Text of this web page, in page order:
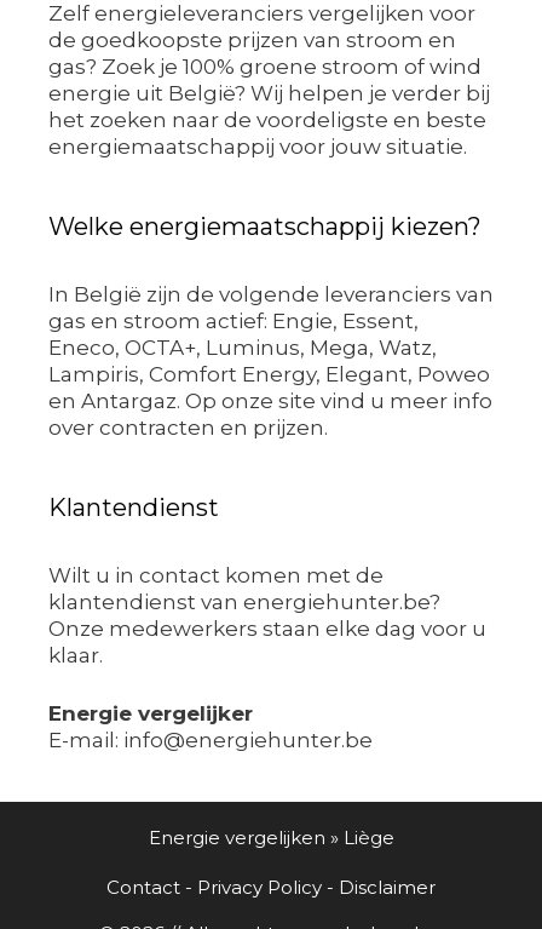
Zelf energieleveranciers vergelijken voor
de goedkoopste prijzen van stroom en
gas? Zoek je 100% groene stroom of wind
energie uit België? Wij helpen je verder bij
het zoeken naar de voordeligste en beste
energiemaatschappij voor jouw situatie.
Welke energiemaatschappij kiezen?
In België zijn de volgende leveranciers van
gas en stroom actief: Engie, Essent,
Eneco, OCTA+, Luminus, Mega, Watz,
Lampiris, Comfort Energy, Elegant, Poweo
en Antargaz. Op onze site vind u meer info
over contracten en prijzen.
Klantendienst
Wilt u in contact komen met de
klantendienst van energiehunter.be?
Onze medewerkers staan elke dag voor u
klaar.
Energie vergelijker
E-mail: info@energiehunter.be
Energie vergelijken » Liège
Contact - Privacy Policy - Disclaimer